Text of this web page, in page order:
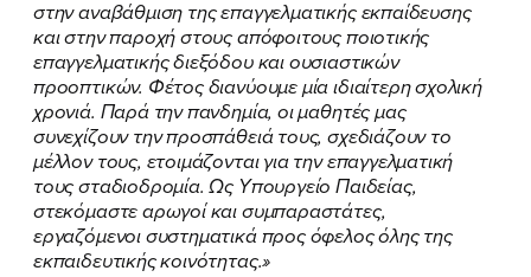
στην αναβάθμιση της επαγγελματικής εκπαίδευσης
και στην παροχή στους απόφοιτους ποιοτικής
επαγγελματικής διεξόδου και ουσιαστικών
προοπτικών. Φέτος διανύουμε μία ιδιαίτερη σχολική
χρονιά. Παρά την πανδημία, οι μαθητές μας
συνεχίζουν την προσπάθειά τους, σχεδιάζουν το
μέλλον τους, ετοιμάζονται για την επαγγελματική
τους σταδιοδρομία. Ως Υπουργείο Παιδείας,
στεκόμαστε αρωγοί και συμπαραστάτες,
εργαζόμενοι συστηματικά προς όφελος όλης της
εκπαιδευτικής κοινότητας.»